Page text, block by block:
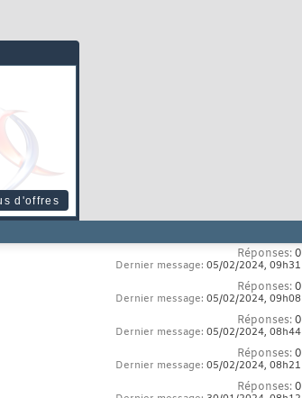
d'offres
Réponses:0
Dernier message: 05/02/2024, 09h31
Réponses:0
Dernier message: 05/02/2024, 09h08
Réponses:0
Dernier message: 05/02/2024, 08h44
Réponses:0
Dernier message: 05/02/2024, 08h21
Réponses:0